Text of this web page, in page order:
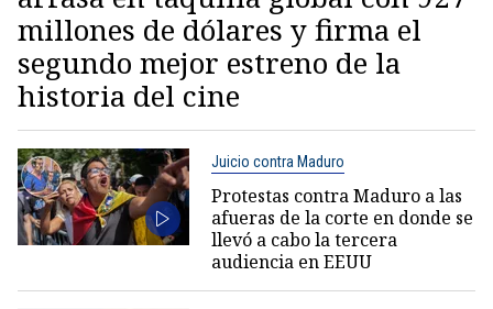
millones de dólares y firma el
segundo mejor estreno de la
historia del cine
Juicio contra Maduro
Protestas contra Maduro a las
afueras de la corte en donde se
llevó a cabo la tercera
audiencia en EEUU